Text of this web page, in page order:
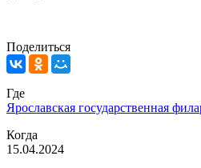
Поделиться
Где
Ярославская государственная
Когда
15.04.2024